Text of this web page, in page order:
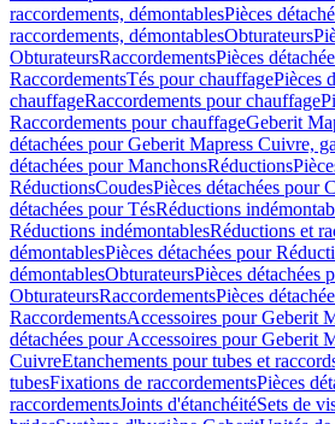
raccordements, démontablesPièces
raccordements, démontablesObturateurs
ObturateursRaccordementsPièces
RaccordementsTés pour chauffagePièces
chauffageRaccordements pour chauffage
Raccordements pour chauffageGeberit
détachées pour Geberit Mapress Cuivre,
détachées pour ManchonsRéductions
RéductionsCoudesPièces détachées pour
détachées pour TésRéductions
Réductions indémontablesRéductions et
démontablesPièces détachées pour
démontablesObturateursPièces détachées
ObturateursRaccordementsPièces
RaccordementsAccessoires pour Geberit
détachées pour Accessoires pour Geberit
CuivreEtanchements pour tubes et
tubesFixations de raccordementsPièces
raccordementsJoints d'étanchéitéSets de